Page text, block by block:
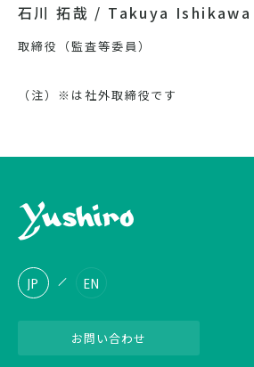
石川 拓哉 / Takuya Ishikawa
取締役（監査等委員）
（注）※は社外取締役です
JP EN
お問い合わせ